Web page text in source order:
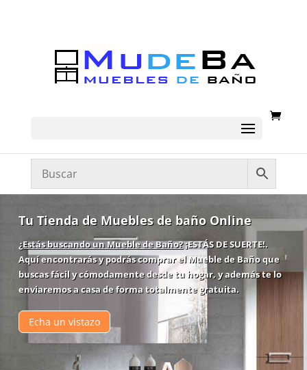
Tu Tienda de Muebles de baño Online
¿Estás buscando un Mueble de Baño?¡ESTÁS DE SUERTE!.
Aquí encontrarás y podrás comprar el Mueble de Baño que
buscas fácil y cómodamente desde tu hogar, y además te lo
enviaremos a casa de forma totalmente gratuita.
Echa un vistazo